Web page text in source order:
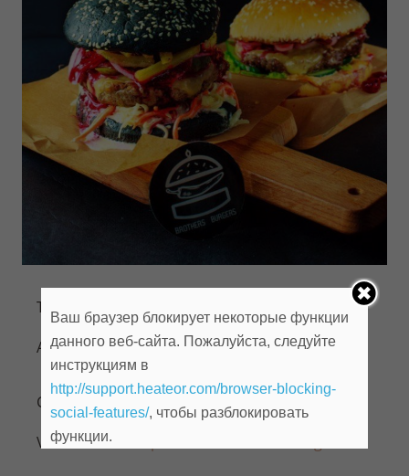
Телефон:
(3519) 22-80-12
Адрес:
ул. Горького,23
Сайт:
http://brothersburgers.ru/
VK:
Ваш браузер блокирует некоторые функции
данного веб-сайта. Пожалуйста, следуйте
инструкциям в
http://support.heateor.com/browser-blocking-
social-features/, чтобы разблокировать
функции.